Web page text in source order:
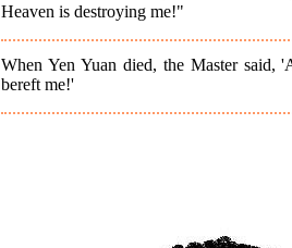
Heaven is destroying me!"
When Yen Yuan died, the Master said,
bereft me!'